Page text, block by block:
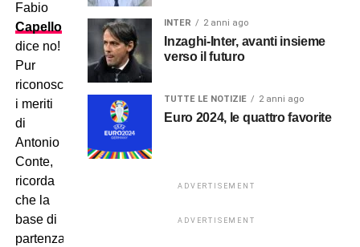
Fabio
Capello
dice no!
Pur
riconoscendo
i meriti
di
Antonio
Conte,
ricorda
che la
base di
partenza
INTER 2 anni ago
Inzaghi-Inter, avanti insieme
verso il futuro
TUTTE LE NOTIZIE 2 anni ago
Euro 2024, le quattro favorite
ADVERTISEMENT
ADVERTISEMENT